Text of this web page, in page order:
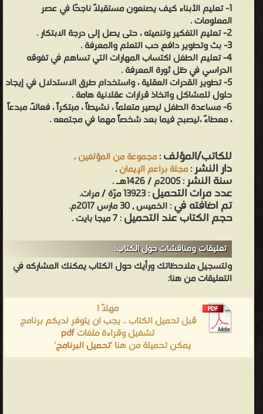
1- تعليم الأبناء كيف يصنعون مستقبلاً ناجحًا في عصر
المعلومات .
2- تعليم التفكير وتنميته ، حتى يصل إلى درجة الابتكار .
3- بث وتطوير دافع حب التعلم والمعرفة .
4- تعليم الطفل اكتساب المهارات التي تساهم في تفوقه
الدراسي في ظل ثورة المعرفة .
5- تطوير القدرات العقلية ، واستخدام طرق الاستدلال في إيجاد
حلول للمشاكل واتخاذ قرارات عقلانية هامة .
6- مساعدة الطفل ليصير متعلماً ، نشيطاً ، مبتكراً ، فعالاً، مبدعاً
، معطاءً ،ليصبح فيما بعد شخصاً مهما في مجتمعه .
للكاتب/المؤلف:مجموعة من المؤلفين.
دار النشر:مجلة براعم الإيمان.
سنة النشر: 2005م / 1426هـ .
عدد مرات التحميل: 13923 مرّة / مرات.
تم اضافته في: الخميس , 30 مارس 2017م.
حجم الكتاب عند التحميل: 7 ميجا بايت .
تعليقات ومناقشات حول الكتاب:
ولتسجيل ملاحظاتك ورأيك حول الكتاب يمكنك المشاركه في
التعليقات من هنا:
مهلاً !
قبل تحميل الكتاب .. يجب ان يتوفر لديكم برنامج
تشغيل وقراءة ملفاتpdf
يمكن تحميلة من هنا 'تحميل البرنامج'